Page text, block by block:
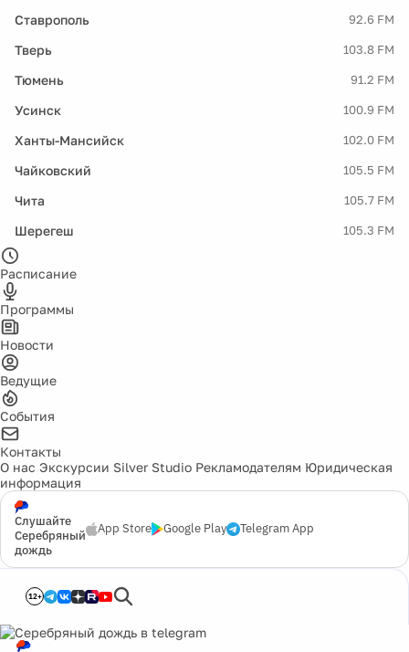
Ставрополь 92.6 FM
Тверь 103.8 FM
Тюмень 91.2 FM
Усинск 100.9 FM
Ханты-Мансийск 102.0 FM
Чайковский 105.5 FM
Чита 105.7 FM
Шерегеш 105.3 FM
Расписание
Программы
Новости
Ведущие
События
Контакты
О нас Экскурсии Silver Studio Рекламодателям Юридическая
информация
Слушайте
Серебряный
дождь
App Store Google Play Telegram App
12+